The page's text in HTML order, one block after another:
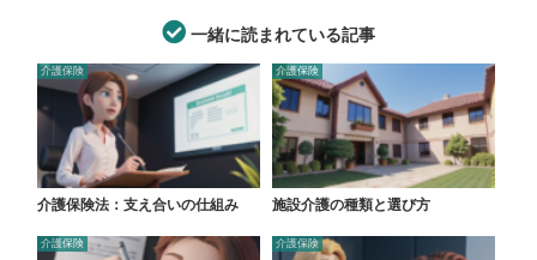
一緒に読まれている記事
介護保険
介護保険法：支え合いの仕組み
介護保険
施設介護の種類と選び方
介護保険 介護保険